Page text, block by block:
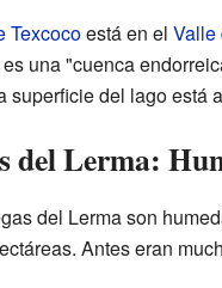
Texcocoestá en el Valle
una "cuenca
superficie del lago está
del Lerma:
del Lerma son
Antes eran